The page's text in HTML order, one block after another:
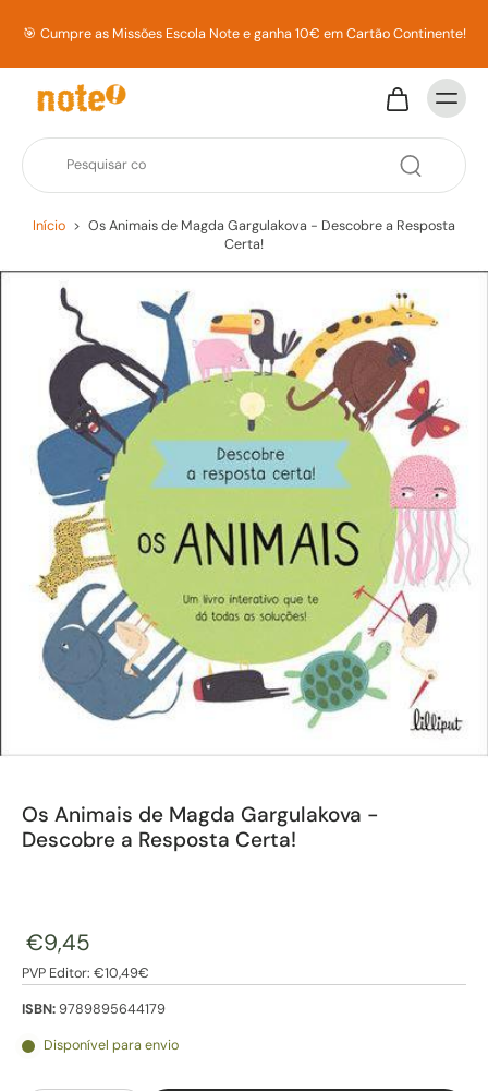
🎯 Cumpre as Missões Escola Note e ganha 10€ em Cartão Continente!
Início > Os Animais de Magda Gargulakova - Descobre a Resposta
Certa!
Os Animais de Magda Gargulakova -
Descobre a Resposta Certa!
€9,45
PVP Editor: €10,49€
ISBN:9789895644179
Disponível para envio